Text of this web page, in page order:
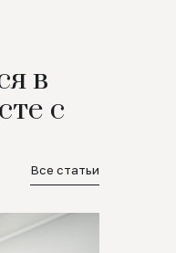
в
с
Все статьи